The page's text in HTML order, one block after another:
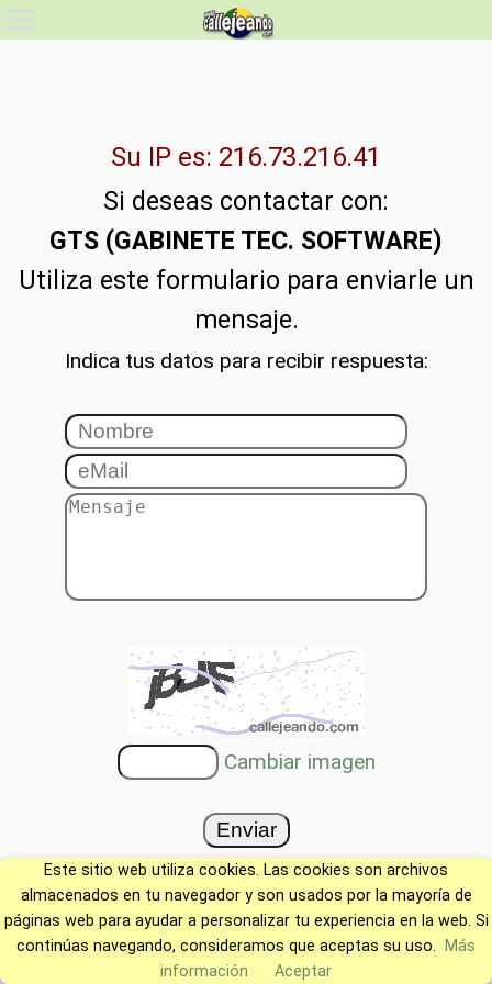
Su IP es: 216.73.216.41
Si deseas contactar con:
GTS (GABINETE TEC. SOFTWARE)
Utiliza este formulario para enviarle un
mensaje.
Indica tus datos para recibir respuesta:
Cambiar imagen
Este sitio web utiliza cookies. Las cookies son archivos
almacenados en tu navegador y son usados por la mayoría de
páginas web para ayudar a personalizar tu experiencia en la web. Si
continúas navegando, consideramos que aceptas su uso.
Más
información
Aceptar